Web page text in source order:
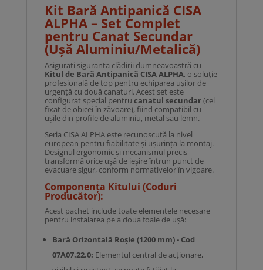
Kit Bară Antipanică CISA
ALPHA – Set Complet
pentru Canat Secundar
(Ușă Aluminiu/Metalică)
Asigurați siguranța clădirii dumneavoastră cu
Kitul de Bară Antipanică CISA ALPHA, o soluție
profesională de top pentru echiparea ușilor de
urgență cu două canaturi. Acest set este
configurat special pentru canatul secundar(cel
fixat de obicei în zăvoare), fiind compatibil cu
ușile din profile de aluminiu, metal sau lemn.
Seria CISA ALPHA este recunoscută la nivel
european pentru fiabilitate și ușurința la montaj.
Designul ergonomic și mecanismul precis
transformă orice ușă de ieșire întrun punct de
evacuare sigur, conform normativelor în vigoare.
Componența Kitului (Coduri
Producător):
Acest pachet include toate elementele necesare
pentru instalarea pe a doua foaie de ușă:
Bară Orizontală Roșie (1200 mm) - Cod
07A07.22.0: Elementul central de acționare,